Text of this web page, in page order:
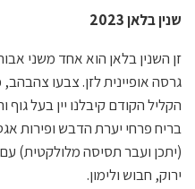
שנין בלאן 2023
זן השנין בלאן הוא אחד משני
גרסה אופיינית לזן. צבעו
הקליל הקודם קיבלנו יין בעל
בריח פרחי יערת הדבש ופירות
(יתכן ועבר תסיסה מלולקטית)
ירוק, חבוש ולימון.